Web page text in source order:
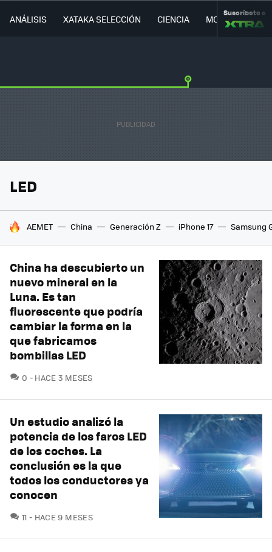
ANÁLISIS XATAKA SELECCIÓN CIENCIA MOVILIDAD
Suscríbete a
LED
HOY SE HABLA DE
AEMET China Generación Z iPhone 17 Samsung
China ha descubierto un
nuevo mineral en la
Luna. Es tan
fluorescente que podría
cambiar la forma en la
que fabricamos
bombillas LED
0 COMENTARIOS
HACE 3 MESES
Un estudio analizó la
potencia de los faros LED
de los coches. La
conclusión es la que
todos los conductores ya
conocen
11 COMENTARIOS
HACE 9 MESES